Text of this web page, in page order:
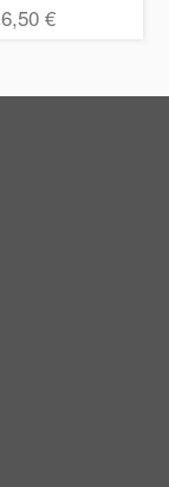
6,50 €